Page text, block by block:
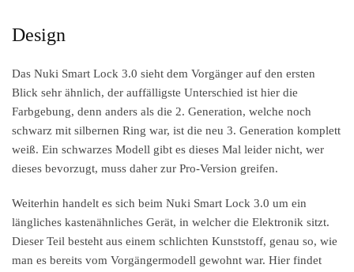
Design
Das Nuki Smart Lock 3.0 sieht dem Vorgänger auf den ersten
Blick sehr ähnlich, der auffälligste Unterschied ist hier die
Farbgebung, denn anders als die 2. Generation, welche noch
schwarz mit silbernen Ring war, ist die neu 3. Generation komplett
weiß. Ein schwarzes Modell gibt es dieses Mal leider nicht, wer
dieses bevorzugt, muss daher zur Pro-Version greifen.
Weiterhin handelt es sich beim Nuki Smart Lock 3.0 um ein
längliches kastenähnliches Gerät, in welcher die Elektronik sitzt.
Dieser Teil besteht aus einem schlichten Kunststoff, genau so, wie
man es bereits vom Vorgängermodell gewohnt war. Hier findet